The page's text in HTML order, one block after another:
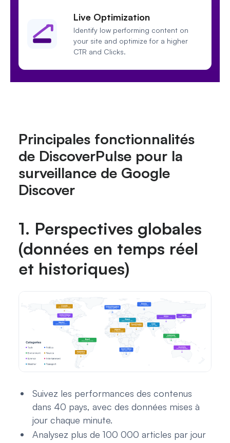
Live Optimization
Identify low performing content on
your site and optimize for a higher
CTR and Clicks.
Principales fonctionnalités
de DiscoverPulse pour la
surveillance de Google
Discover
1. Perspectives globales
(données en temps réel
et historiques)
Suivez les performances des contenus
dans 40 pays, avec des données mises à
jour chaque minute.
Analysez plus de 100 000 articles par jour